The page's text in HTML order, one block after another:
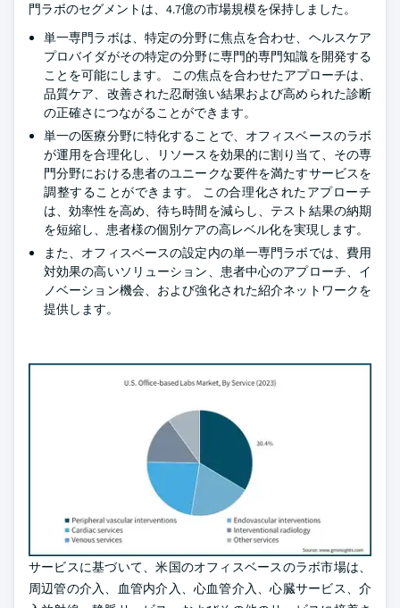
門ラボのセグメントは、4.7億の市場規模を保持しました。
単一専門ラボは、特定の分野に焦点を合わせ、ヘルスケア
プロバイダがその特定の分野に専門的専門知識を開発する
ことを可能にします。 この焦点を合わせたアプローチは、
品質ケア、改善された忍耐強い結果および高められた診断
の正確さにつながることができます。
単一の医療分野に特化することで、オフィスベースのラボ
が運用を合理化し、リソースを効果的に割り当て、その専
門分野における患者のユニークな要件を満たすサービスを
調整することができます。 この合理化されたアプローチ
は、効率性を高め、待ち時間を減らし、テスト結果の納期
を短縮し、患者様の個別ケアの高レベル化を実現します。
また、オフィスベースの設定内の単一専門ラボでは、費用
対効果の高いソリューション、患者中心のアプローチ、イ
ノベーション機会、および強化された紹介ネットワークを
提供します。
サービスに基づいて、米国のオフィスベースのラボ市場は、
周辺管の介入、血管内介入、心血管介入、心臓サービス、介